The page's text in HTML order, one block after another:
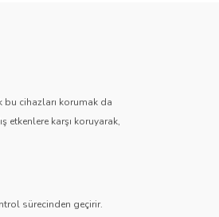
bu cihazları korumak da
etkenlere karşı koruyarak,
sürecinden geçirir.